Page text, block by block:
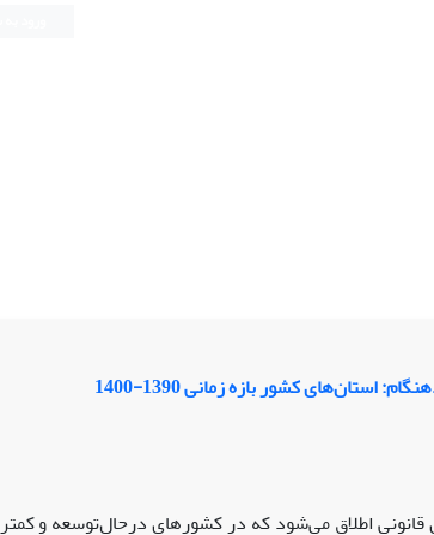
کشور بازه زمانی 1390-1400
اطلاق می‌شود که در کشورهای درحال‌توسعه و